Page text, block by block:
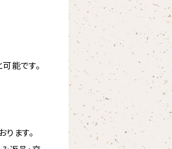
能です。
ます。